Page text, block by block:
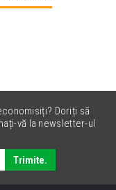
Doriți să
vă la newsletter-ul
Trimite.